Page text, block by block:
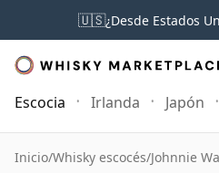
🇺🇸¿Desde Estados
Escocia Irlanda Japón
Inicio/Whisky escocés/Johnnie